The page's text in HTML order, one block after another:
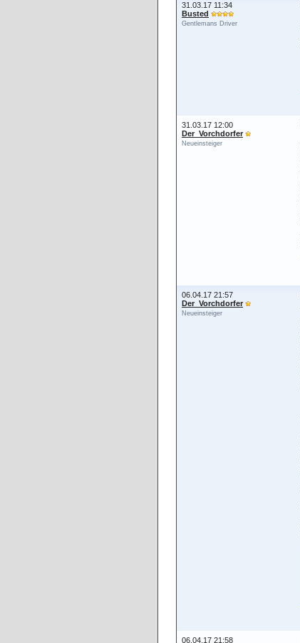
31.03.17 11:34
Busted
Gentlemans Driver
31.03.17 12:00
Der_Vorchdorfer
Neueinsteiger
06.04.17 21:57
Der_Vorchdorfer
Neueinsteiger
06.04.17 21:58